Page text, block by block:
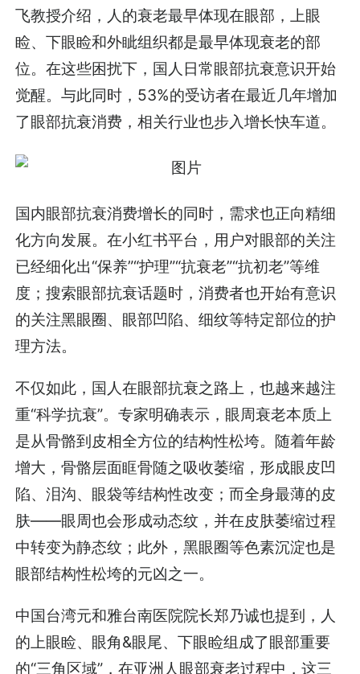
飞教授介绍，人的衰老最早体现在眼部，上眼
睑、下眼睑和外眦组织都是最早体现衰老的部
位。在这些困扰下，国人日常眼部抗衰意识开始
觉醒。与此同时，53%的受访者在最近几年增加
了眼部抗衰消费，相关行业也步入增长快车道。
国内眼部抗衰消费增长的同时，需求也正向精细
化方向发展。在小红书平台，用户对眼部的关注
已经细化出“保养”“护理”“抗衰老”“抗初老”等维
度；搜索眼部抗衰话题时，消费者也开始有意识
的关注黑眼圈、眼部凹陷、细纹等特定部位的护
理方法。
不仅如此，国人在眼部抗衰之路上，也越来越注
重“科学抗衰”。专家明确表示，眼周衰老本质上
是从骨骼到皮相全方位的结构性松垮。随着年龄
增大，骨骼层面眶骨随之吸收萎缩，形成眼皮凹
陷、泪沟、眼袋等结构性改变；而全身最薄的皮
肤——眼周也会形成动态纹，并在皮肤萎缩过程
中转变为静态纹；此外，黑眼圈等色素沉淀也是
眼部结构性松垮的元凶之一。
中国台湾元和雅台南医院院长郑乃诚也提到，人
的上眼睑、眼角&眼尾、下眼睑组成了眼部重要
的“三角区域”，在亚洲人眼部衰老过程中，这三